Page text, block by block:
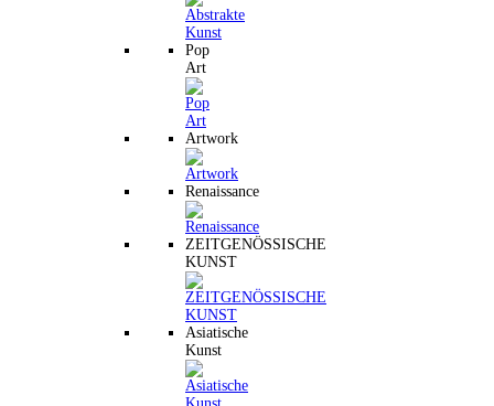
Pop
Art
Artwork
Renaissance
ZEITGENÖSSISCHE
KUNST
Asiatische
Kunst